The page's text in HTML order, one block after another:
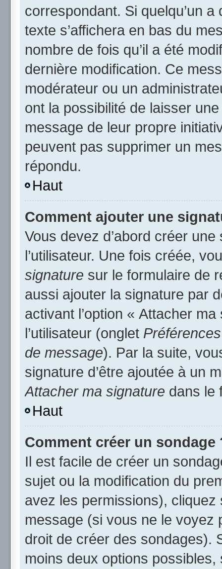
correspondant. Si quelqu’un
texte s’affichera en bas du
nombre de fois qu’il a été
dernière modification. Ce
modérateur ou un
ont la possibilité de laisser
message de leur propre
peuvent pas supprimer un
répondu.
Haut
Comment ajouter une
Vous devez d’abord créer
l’utilisateur. Une fois créée,
signature sur le formulaire de
aussi ajouter la signature par
activant l’option « Attacher
l’utilisateur (onglet
de message). Par la suite,
signature d’être ajoutée à un
Attacher ma signature dans le
Haut
Comment créer un sondage
Il est facile de créer un
sujet ou la modification du
avez les permissions), cliquez
message (si vous ne le voyez
droit de créer des sondages).
moins deux options